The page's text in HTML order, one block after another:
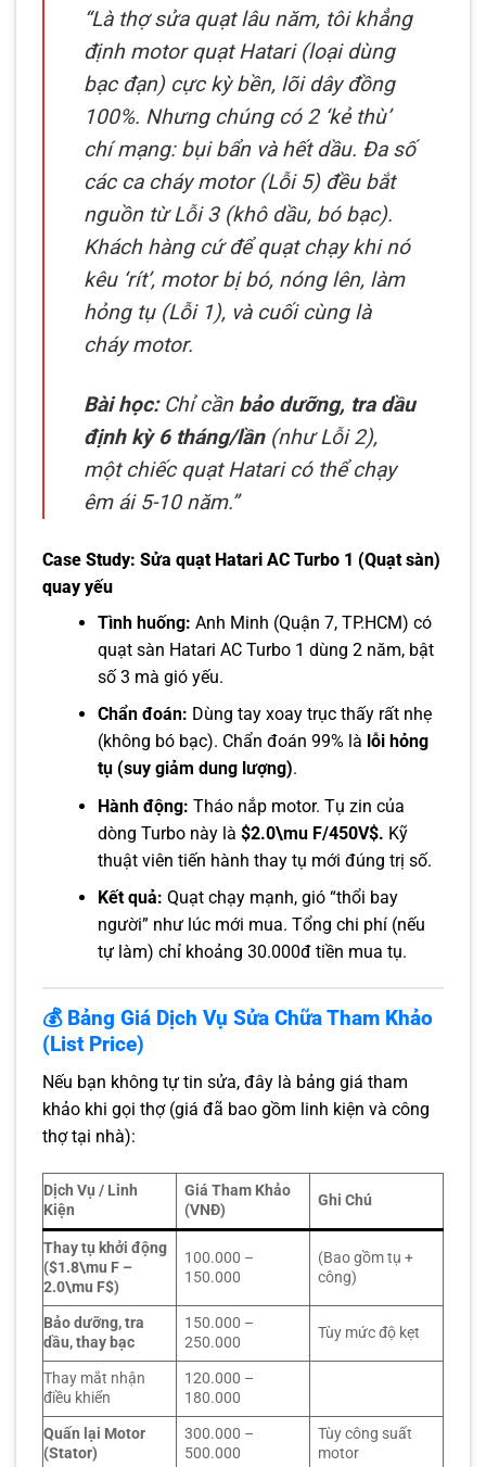
“Là thợ sửa quạt lâu năm, tôi khẳng
định motor quạt Hatari (loại dùng
bạc đạn) cực kỳ bền, lõi dây đồng
100%. Nhưng chúng có 2 ‘kẻ thù’
chí mạng: bụi bẩn và hết dầu. Đa số
các ca cháy motor (Lỗi 5) đều bắt
nguồn từ Lỗi 3 (khô dầu, bó bạc).
Khách hàng cứ để quạt chạy khi nó
kêu ‘rít’, motor bị bó, nóng lên, làm
hỏng tụ (Lỗi 1), và cuối cùng là
cháy motor.
Bài học:Chỉ cần bảo dưỡng, tra dầu
định kỳ 6 tháng/lần(như Lỗi 2),
một chiếc quạt Hatari có thể chạy
êm ái 5-10 năm.”
Case Study: Sửa quạt Hatari AC Turbo 1 (Quạt sàn)
quay yếu
Tình huống: Anh Minh (Quận 7, TP.HCM) có
quạt sàn Hatari AC Turbo 1 dùng 2 năm, bật
số 3 mà gió yếu.
Chẩn đoán: Dùng tay xoay trục thấy rất nhẹ
(không bó bạc). Chẩn đoán 99% là lỗi hỏng
tụ (suy giảm dung lượng).
Hành động: Tháo nắp motor. Tụ zin của
dòng Turbo này là $2.0\mu F/450V$. Kỹ
thuật viên tiến hành thay tụ mới đúng trị số.
Kết quả: Quạt chạy mạnh, gió “thổi bay
người” như lúc mới mua. Tổng chi phí (nếu
tự làm) chỉ khoảng 30.000đ tiền mua tụ.
💰 Bảng Giá Dịch Vụ Sửa Chữa Tham Khảo
(List Price)
Nếu bạn không tự tin sửa, đây là bảng giá tham
khảo khi gọi thợ (giá đã bao gồm linh kiện và công
thợ tại nhà):
Dịch Vụ / Linh
Kiện
Giá Tham Khảo
(VNĐ)
Ghi Chú
Thay tụ khởi động
($1.8\mu F –
2.0\mu F$)
100.000 –
150.000
(Bao gồm tụ +
công)
Bảo dưỡng, tra
dầu, thay bạc
150.000 –
250.000
Tùy mức độ kẹt
Thay mắt nhận
điều khiển
120.000 –
180.000
Quấn lại Motor
(Stator)
300.000 –
500.000
Tùy công suất
motor